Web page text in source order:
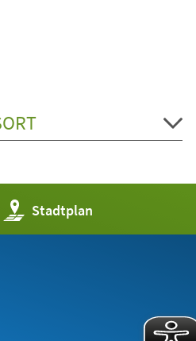
Stadtplan
(Öffnet
in
einem